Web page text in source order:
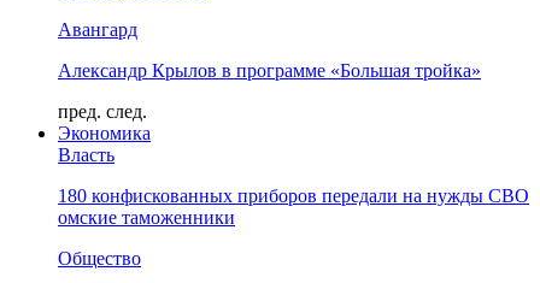
Авангард
Александр Крылов в программе «Большая тройка»
пред. след.
Экономика
Власть
180 конфискованных приборов передали на нужды СВО
омские таможенники
Общество